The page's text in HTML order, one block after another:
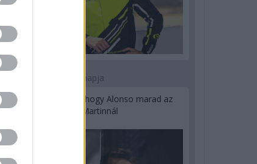
2 napja
Newey biztos benne, hogy Alonso marad az
Aston Martinnál